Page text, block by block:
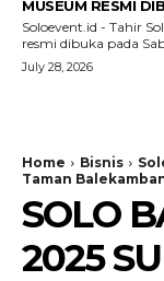
MUSEUM RESMI
Soloevent.id - Tahir
resmi dibuka pada
July 28, 2026